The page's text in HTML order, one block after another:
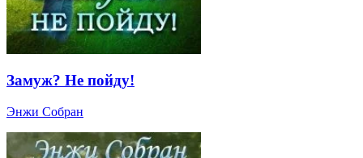
Замуж? Не пойду!
Энжи Собран